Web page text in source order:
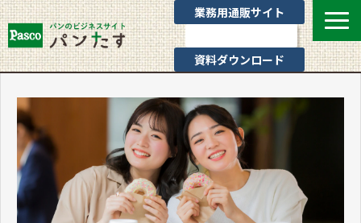
業務用通販サイト
資料ダウンロード
業態別提案
カテゴリ一覧
お役立ちブログ
Pascoのサポート